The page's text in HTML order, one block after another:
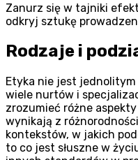
Zanurz się w tajniki
odkryj sztukę
Rodzaje i
Etyka nie jest
wiele nurtów i
zrozumieć różne
wynikają z
kontekstów, w jakich
to co jest słuszne w